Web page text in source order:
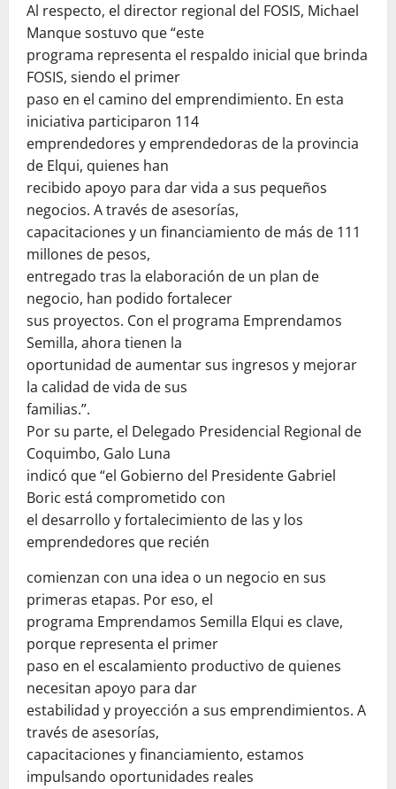
Al respecto, el director regional del FOSIS, Michael
Manque sostuvo que “este
programa representa el respaldo inicial que brinda
FOSIS, siendo el primer
paso en el camino del emprendimiento. En esta
iniciativa participaron 114
emprendedores y emprendedoras de la provincia
de Elqui, quienes han
recibido apoyo para dar vida a sus pequeños
negocios. A través de asesorías,
capacitaciones y un financiamiento de más de 111
millones de pesos,
entregado tras la elaboración de un plan de
negocio, han podido fortalecer
sus proyectos. Con el programa Emprendamos
Semilla, ahora tienen la
oportunidad de aumentar sus ingresos y mejorar
la calidad de vida de sus
familias.”.
Por su parte, el Delegado Presidencial Regional de
Coquimbo, Galo Luna
indicó que “el Gobierno del Presidente Gabriel
Boric está comprometido con
el desarrollo y fortalecimiento de las y los
emprendedores que recién
comienzan con una idea o un negocio en sus
primeras etapas. Por eso, el
programa Emprendamos Semilla Elqui es clave,
porque representa el primer
paso en el escalamiento productivo de quienes
necesitan apoyo para dar
estabilidad y proyección a sus emprendimientos. A
través de asesorías,
capacitaciones y financiamiento, estamos
impulsando oportunidades reales